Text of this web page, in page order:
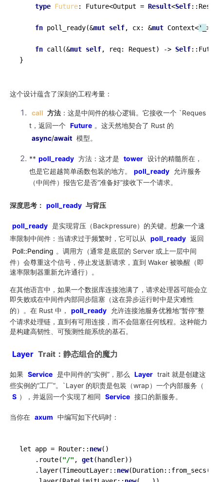
type Future: Future<Output = Result<Self
fn poll_ready(&mut self, cx: &mut Context<'_ >)
fn call (&mut self, req: Request) -> Self
这个设计蕴含了深刻的工程考量：
call 方法 ：这是中间件的核心逻辑。它接收一个 `Reques
t，返回一个 Future 。这天然地契合了 Rust 的
async/await 模型。
** poll_ready 方法：这才是 tower 设计的精髓所在，
也是它超越简单函数包装的地方。
poll_ready 允许服务
（中间件）报告它是否“准备好”接收下一个请求。
深度思考： poll_ready 与背压
poll_ready 是实现背压（Backpressure）的关键。想象一个速
率限制中间件：当请求过于频繁时，它可以从
poll_ready 返回
Poll::Pending 。调用方（通常是底层的 Server 或上一层中间
件）会尊重这个信号，停止发送新请求，直到 Waker 被唤醒（即
速率限制器重新允许通行）。
在其他语言中，如果一个数据库连接池满了，请求处理器可能会立
即失败或在中间件内部同步阻塞（这在异步运行时中是灾难性
的）。在 Rust 中，
poll_ready 允许连接池服务优雅地“暂停”整
个请求处理链，直到有可用连接，而不会阻塞任何线程。这种能力
是构建高韧性、可预测性能系统的基石。
Layer Trait：静态组合的魔力
如果 Service 是中间件的“实例”，那么 Layer trait 就是创建这
些实例的“工厂”。`Layer 的职责是包装（wrap）一个内部服务（
S ），并返回一个实现了相同 Service 接口的新服务。
当你在 axum 中编写如下代码时：
let app = Router: : new()
    .route(
"/" , get(handler))
    .layer(TimeoutLayer:
: new(Duration: :from_secs(